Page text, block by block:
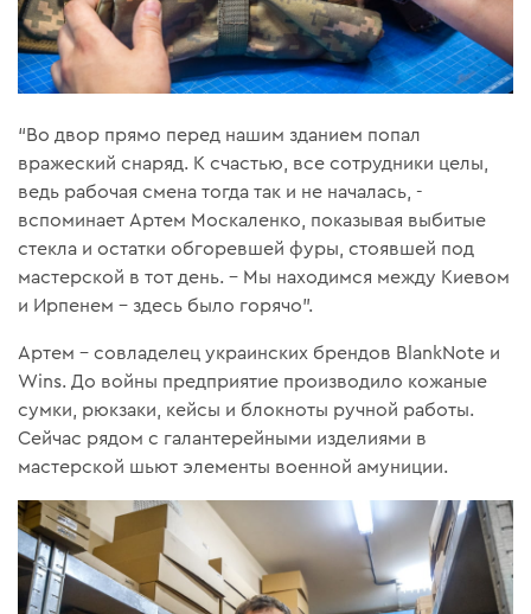
“Во двор прямо перед нашим зданием попал
вражеский снаряд. К счастью, все сотрудники целы,
ведь рабочая смена тогда так и не началась, -
вспоминает Артем Москаленко, показывая выбитые
стекла и остатки обгоревшей фуры, стоявшей под
мастерской в ​​тот день. – Мы находимся между Киевом
и Ирпенем – здесь было горячо”.
Артем – совладелец украинских брендов BlankNote и
Wins. До войны предприятие производило кожаные
сумки, рюкзаки, кейсы и блокноты ручной работы.
Сейчас рядом с галантерейными изделиями в
мастерской шьют элементы военной амуниции.